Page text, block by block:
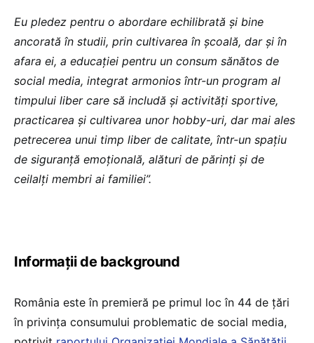
Eu pledez pentru o abordare echilibrată și bine
ancorată în studii, prin cultivarea în școală, dar și în
afara ei, a educației pentru un consum sănătos de
social media, integrat armonios într-un program al
timpului liber care să includă și activități sportive,
practicarea și cultivarea unor hobby-uri, dar mai ales
petrecerea unui timp liber de calitate, într-un spațiu
de siguranță emoțională, alături de părinți și de
ceilalți membri ai familiei”.
Informații de background
România este în premieră pe primul loc în 44 de țări
în privința consumului problematic de social media,